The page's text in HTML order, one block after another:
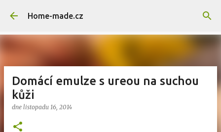
Přeskočit na hlavní obsah
Home-made.cz
Domácí emulze s ureou na suchou
kůži
dne listopadu 16, 2014